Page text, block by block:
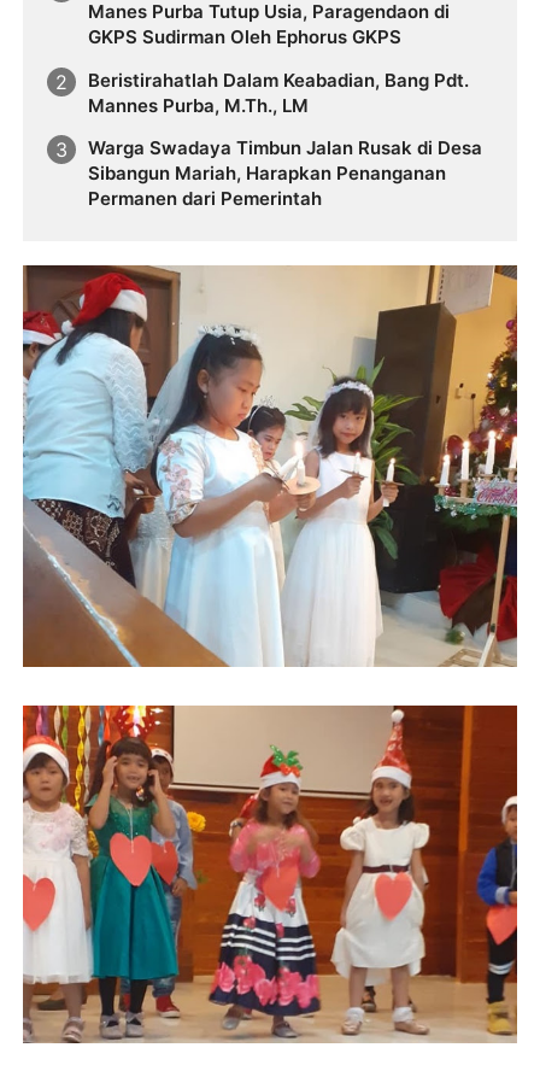
Manes Purba Tutup Usia, Paragendaon di
GKPS Sudirman Oleh Ephorus GKPS
Beristirahatlah Dalam Keabadian, Bang Pdt.
Mannes Purba, M.Th., LM
Warga Swadaya Timbun Jalan Rusak di Desa
Sibangun Mariah, Harapkan Penanganan
Permanen dari Pemerintah